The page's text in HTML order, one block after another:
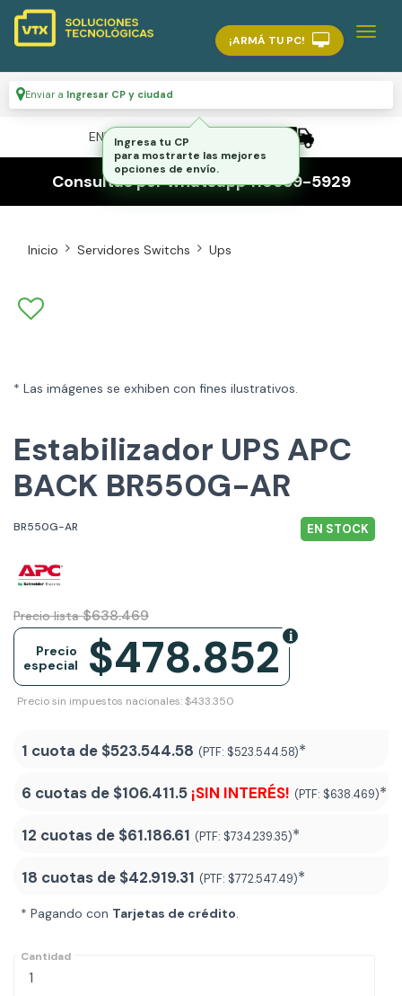
¡ARMÁ TU PC!
Enviar a Ingresar CP y ciudad
ENVÍO GRATIS A TODO EL PAÍS
Consultas por whatsapp 116559-5929
Inicio Servidores Switchs Ups
* Las imágenes se exhiben con fines ilustrativos.
Estabilizador UPS APC
BACK BR550G-AR
BR550G-AR EN STOCK
Precio lista $638.469
$478.852
Precio
especial
Precio sin impuestos nacionales: $433.350
1 cuota de $523.544.58 (PTF: $523.544.58)*
6 cuotas de $106.411.5 ¡SIN INTERÉS! (PTF: $638.469)*
12 cuotas de $61.186.61 (PTF: $734.239.35)*
18 cuotas de $42.919.31 (PTF: $772.547.49)*
* Pagando con Tarjetas de crédito.
Cantidad